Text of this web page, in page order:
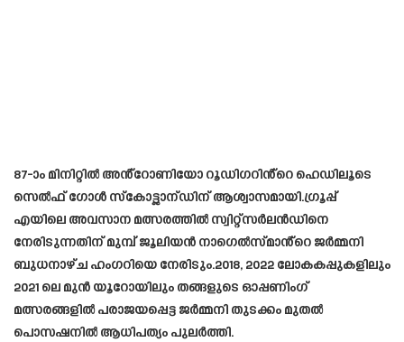
87-ാം മിനിറ്റിൽ അൻ്റോണിയോ റൂഡിഗറിൻ്റെ ഹെഡിലൂടെ
സെൽഫ് ഗോൾ സ്കോട്ട്ലാന്ഡിന് ആശ്വാസമായി.ഗ്രൂപ്പ്
എയിലെ അവസാന മത്സരത്തിൽ സ്വിറ്റ്‌സർലൻഡിനെ
നേരിടുന്നതിന് മുമ്പ് ജൂലിയൻ നാഗെൽസ്‌മാൻ്റെ ജർമ്മനി
ബുധനാഴ്ച ഹംഗറിയെ നേരിടും.2018, 2022 ലോകകപ്പുകളിലും
2021 ലെ മുൻ യൂറോയിലും തങ്ങളുടെ ഓപ്പണിംഗ്
മത്സരങ്ങളിൽ പരാജയപ്പെട്ട ജർമ്മനി തുടക്കം മുതൽ
പൊസഷനിൽ ആധിപത്യം പുലർത്തി.